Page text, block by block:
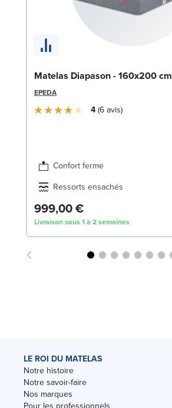
Matelas Diapason - 160x200 cm
EPEDA
4 6avis
Confort ferme
Ressorts ensachés
999,00 €
Livraison sous 1 à 2 semaines
LE ROI DU MATELAS
Notre histoire
Notre savoir-faire
Nos marques